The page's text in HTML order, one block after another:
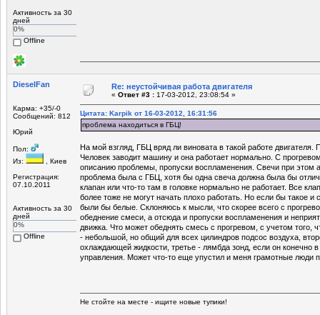
Активность за 30
дней
0%
Offline
DieselFan
Карма: +35/-0
Сообщений: 812
Юрий
Пол:
Из:
, Киев
Регистрация:
07.10.2011
Активность за 30
дней
0%
Offline
Re: неустойчивая работа двигателя
« Ответ #3 : 17-03-2012, 23:08:54 »
Цитата: Karpik от 16-03-2012, 16:31:56
проблема находиться в ГБЦ!
На мой взгляд, ГБЦ вряд ли виновата в такой работе двигателя.
Человек заводит машину и она работает нормально. С
описанию проблемы, пропуски воспламенения. Свечи при этом
проблема была с ГБЦ, хотя бы одна свеча должна была бы
клапан или что-то там в головке нормально не работает. Все
более тоже не могут начать плохо работать. Но если бы такое и
были бы белые. Склоняюсь к мысли, что скорее всего с
обеднение смеси, а отсюда и пропуски воспламенения и
движка. Что может обеднять смесь с прогревом, с учетом того,
- небольшой, но общий для всех цилиндров подсос воздуха,
охлаждающей жидкости, третье - лямбда зонд, если он конечно
управления. Может что-то еще упустил и меня грамотные люди
Не стойте на месте - ищите новые тупики!